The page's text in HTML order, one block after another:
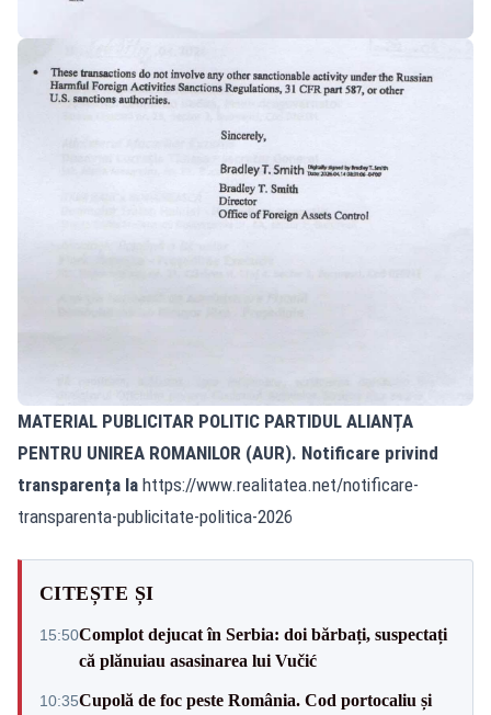
MATERIAL PUBLICITAR POLITIC PARTIDUL ALIANȚA
PENTRU UNIREA ROMANILOR (AUR). Notificare privind
transparența la https://www.realitatea.net/notificare-
transparenta-publicitate-politica-2026
CITEȘTE ȘI
15:50Complot dejucat în Serbia: doi bărbați, suspectați
că plănuiau asasinarea lui Vučić
10:35Cupolă de foc peste România. Cod portocaliu și